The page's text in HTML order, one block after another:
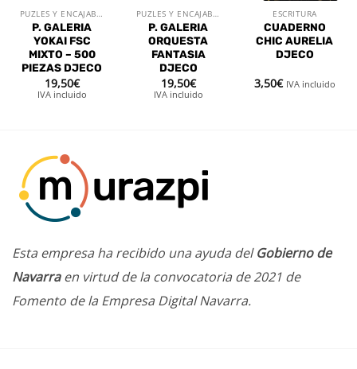
PUZLES Y ENCAJABLES
P. GALERIA
YOKAI FSC
MIXTO – 500
PIEZAS DJECO
19,50€
IVA incluido
PUZLES Y ENCAJABLES
P. GALERIA
ORQUESTA
FANTASIA
DJECO
19,50€
IVA incluido
ESCRITURA
CUADERNO
CHIC AURELIA
DJECO
3,50€ IVA incluido
Esta empresa ha recibido una ayuda delGobierno de
Navarraen virtud de la convocatoria de 2021 de
Fomento de la Empresa Digital Navarra.